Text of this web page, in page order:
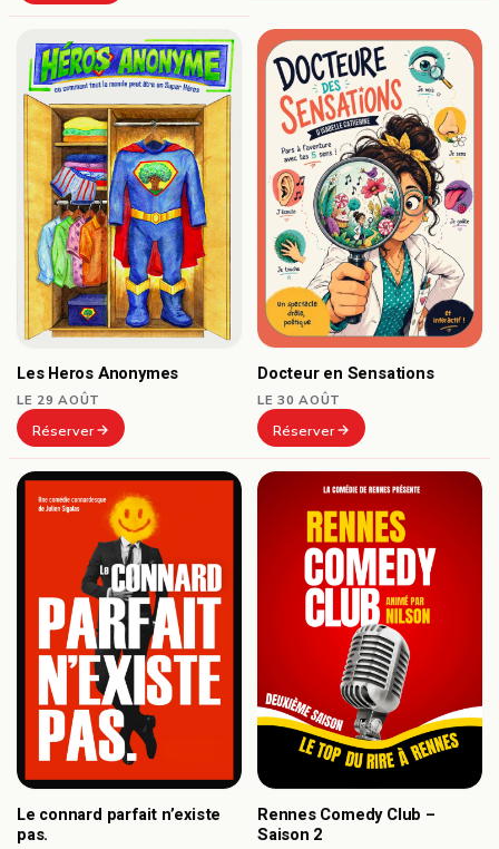
Les Heros Anonymes
LE 29 AOÛT
Réserver
Docteur en Sensations
LE 30 AOÛT
Réserver
Le connard parfait n’existe
pas.
Rennes Comedy Club –
Saison 2